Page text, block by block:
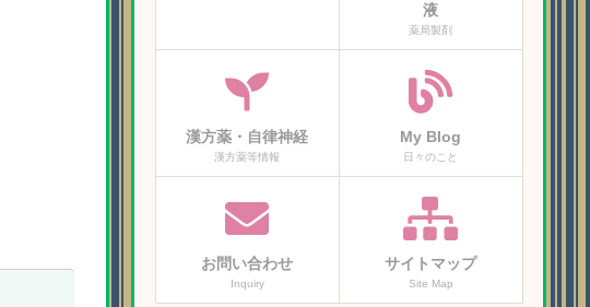
液
薬局製剤
漢方薬・自律神経
漢方薬等情報
My Blog
日々のこと
お問い合わせ
Inquiry
サイトマップ
Site Map